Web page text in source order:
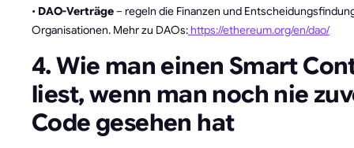
• DAO-Verträge– regeln die Finanzen und
Organisationen. Mehr zu DAOs: https://ethereum.org/en/dao/
4. Wie man einen Smart
liest, wenn man noch nie
Code gesehen hat